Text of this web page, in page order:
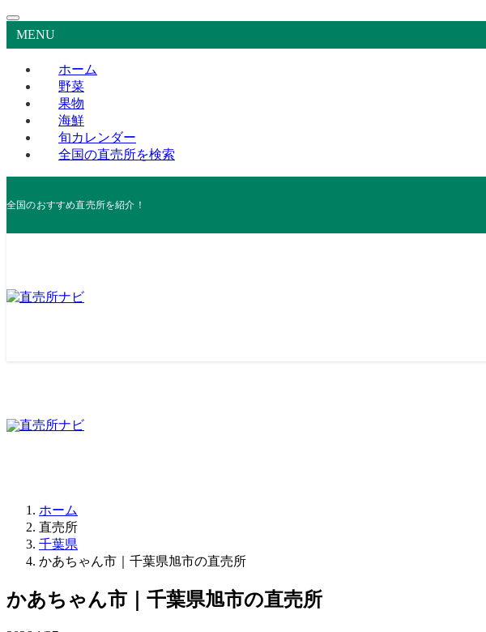
MENU
ホーム
野菜
果物
海鮮
旬カレンダー
全国の直売所を検索
全国のおすすめ直売所を紹介！
ホーム
直売所
千葉県
かあちゃん市｜千葉県旭市の直売所
かあちゃん市｜千葉県旭市の直売所